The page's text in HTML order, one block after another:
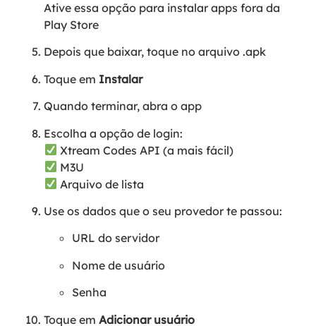
Ative essa opção para instalar apps fora da
Play Store
Depois que baixar, toque no arquivo .apk
Toque em Instalar
Quando terminar, abra o app
Escolha a opção de login:
Xtream Codes API (a mais fácil)
M3U
Arquivo de lista
Use os dados que o seu provedor te passou:
URL do servidor
Nome de usuário
Senha
Toque emAdicionar usuário